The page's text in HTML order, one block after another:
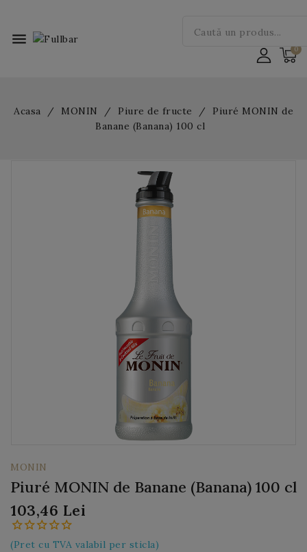
menu
Acasa MONIN Piure de fructe
Piuré MONIN de
Banane (Banana) 100 cl
MONIN
Piuré MONIN de Banane (Banana) 100 cl
103,46 Lei
(Pret cu TVA valabil per sticla)